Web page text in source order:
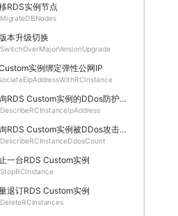
RDS实例节点
MigrateDBNodes
本升级切换
SwitchOverMajorVersionUpgrade
实例绑定弹性公网IP
查询RDS Custom实例的DDos防护信息及所属原生防护实例的详情
DescribeRCInstanceIpAddress
查询RDS Custom实例被DDos攻击的数量
DescribeRCInstanceDdosCount
一台RDS Custom实例
StopRCInstance
退订RDS Custom实例
DeleteRCInstances